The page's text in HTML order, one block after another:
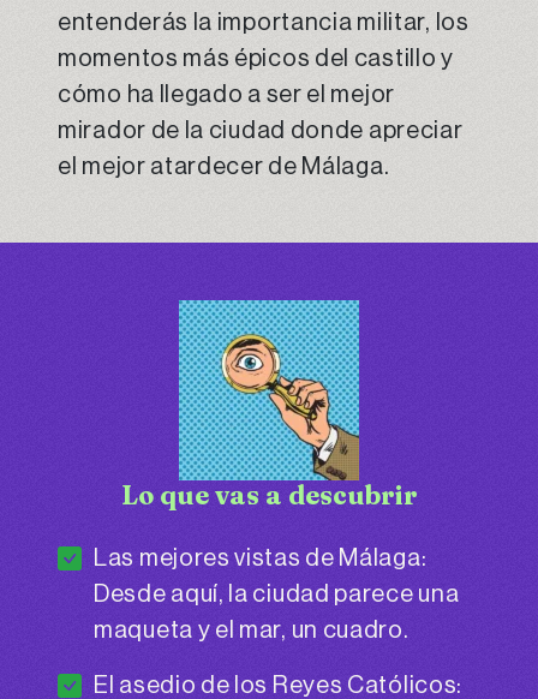
entenderás la importancia militar, los
momentos más épicos del castillo y
cómo ha llegado a ser el mejor
mirador de la ciudad donde apreciar
el mejor atardecer de Málaga.
Lo que vas a descubrir
Las mejores vistas de Málaga:
Desde aquí, la ciudad parece una
maqueta y el mar, un cuadro.
El asedio de los Reyes Católicos: